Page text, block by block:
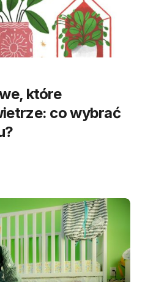
które
co wybrać